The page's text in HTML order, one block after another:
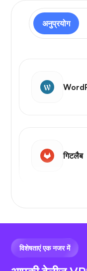
अनुप्रयोग
गिटलैब
वीएस
विशेषताएं एक नजर में